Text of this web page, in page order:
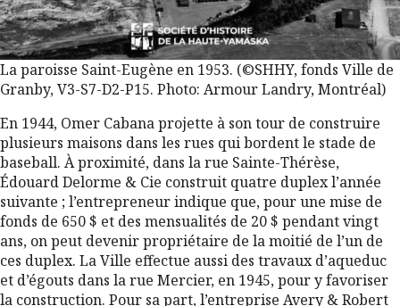
La paroisse Saint-Eugène en 1953. (©SHHY, fonds Ville de
Granby, V3-S7-D2-P15. Photo: Armour Landry, Montréal)
En 1944, Omer Cabana projette à son tour de construire
plusieurs maisons dans les rues qui bordent le stade de
baseball. À proximité, dans la rue Sainte-Thérèse,
Édouard Delorme & Cie construit quatre duplex l’année
suivante ; l’entrepreneur indique que, pour une mise de
fonds de 650 $ et des mensualités de 20 $ pendant vingt
ans, on peut devenir propriétaire de la moitié de l’un de
ces duplex. La Ville effectue aussi des travaux d’aqueduc
et d’égouts dans la rue Mercier, en 1945, pour y favoriser
la construction. Pour sa part, l’entreprise Avery & Robert